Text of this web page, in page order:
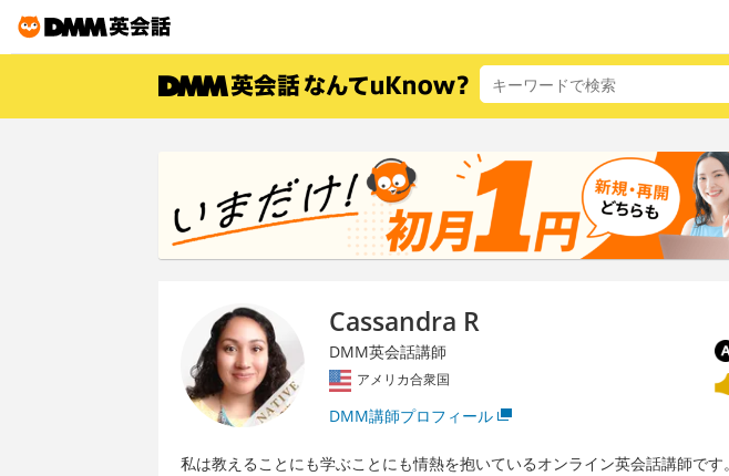
Cassandra R
DMM英会話講師
アメリカ合衆国
DMM講師プロフィール
私は教えることにも学ぶことにも情熱を抱いているオンライン英会話講師で